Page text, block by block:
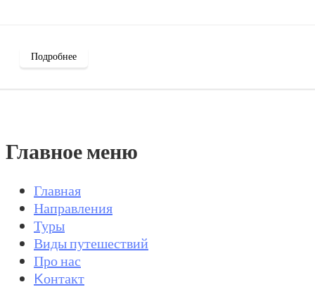
Подробнее
Главное меню
Главная
Направления
Туры
Виды путешествий
Про нас
Kонтакт